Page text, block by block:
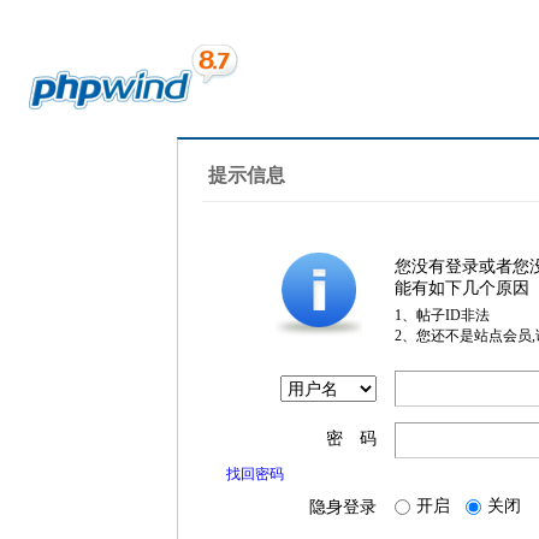
提示信息
您没有登录或者您
能有如下几个原因
1、帖子ID非法
2、您还不是站点会员
密 码
找回密码
隐身登录 开启 关闭